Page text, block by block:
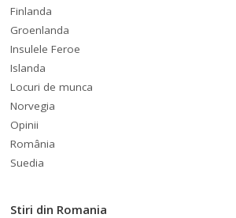
Finlanda
Groenlanda
Insulele Feroe
Islanda
Locuri de munca
Norvegia
Opinii
România
Suedia
Stiri din Romania